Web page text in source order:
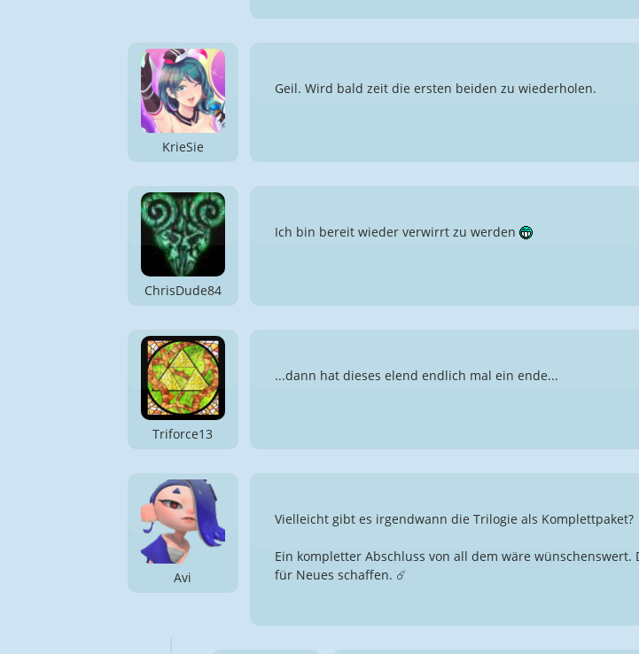
KrieSie
Geil. Wird bald zeit die ersten beiden zu wiederholen.
ChrisDude84
Ich bin bereit wieder verwirrt zu werden
Triforce13
...dann hat dieses elend endlich mal ein ende...
Avi
Vielleicht gibt es irgendwann die Trilogie als Komplettpaket?
Ein kompletter Abschluss von all dem wäre
für Neues schaffen. ☄️